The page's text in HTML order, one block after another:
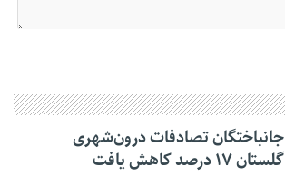
جانباختگان تصادفات درون‌شهری
گلستان ۱۷ درصد کاهش یافت